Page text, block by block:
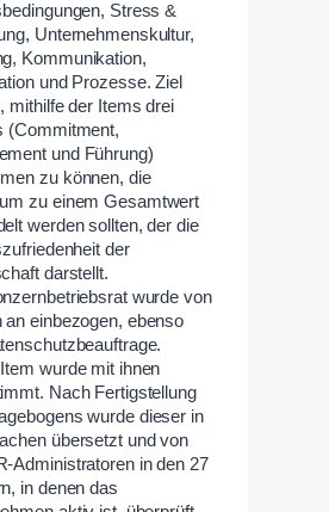
Stress &
Unternehmenskultur,
Kommunikation,
und Prozesse. Ziel
mithilfe der Items drei
(Commitment,
und Führung)
zu können, die
zu einem Gesamtwert
werden sollten, der die
der
darstellt.
wurde von
an einbezogen, ebenso
wurde mit ihnen
Nach Fertigstellung
wurde dieser in
übersetzt und von
Administratoren in den 27
in denen das